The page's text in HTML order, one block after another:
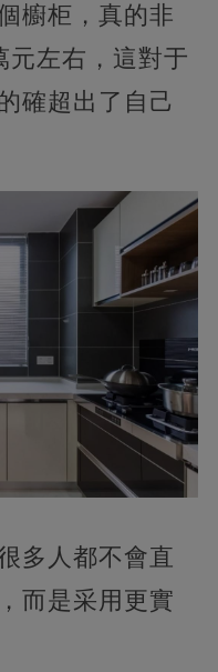
櫥柜，真的非
元左右，這對于
確超出了自己
多人都不會直
而是采用更實